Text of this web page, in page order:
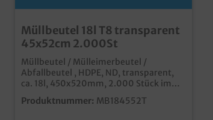
Müllbeutel 18l T8 transparent
45x52cm 2.000St
Müllbeutel / Mülleimerbeutel /
Abfallbeutel , HDPE, ND, transparent,
ca. 18l, 450x520mm, 2.000 Stück im
Karton praktische transparente
Kunststoffbeutel ideal als
Produktnummer: MB184552T